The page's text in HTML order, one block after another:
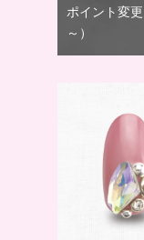
ポイント変
～）